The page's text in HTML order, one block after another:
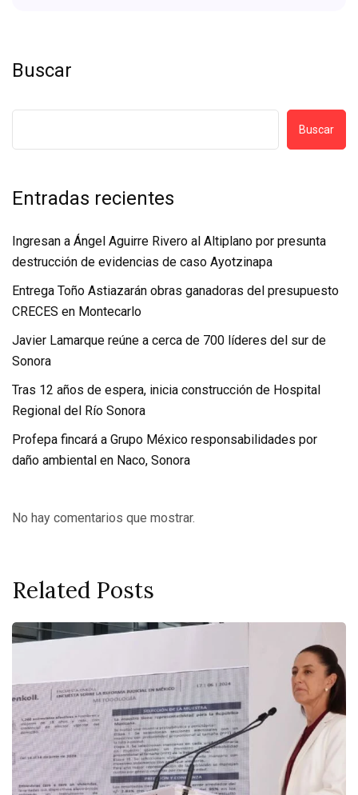
Buscar
Buscar
Entradas recientes
Ingresan a Ángel Aguirre Rivero al Altiplano por presunta
destrucción de evidencias de caso Ayotzinapa
Entrega Toño Astiazarán obras ganadoras del presupuesto
CRECES en Montecarlo
Javier Lamarque reúne a cerca de 700 líderes del sur de
Sonora
Tras 12 años de espera, inicia construcción de Hospital
Regional del Río Sonora
Profepa fincará a Grupo México responsabilidades por
daño ambiental en Naco, Sonora
No hay comentarios que mostrar.
Related Posts